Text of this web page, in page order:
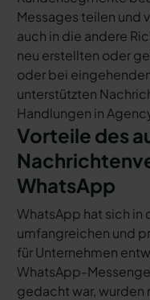
Messages teilen und
auch in die andere
neu erstellten oder
oder bei
unterstützten
Handlungen in
Vorteile des
WhatsApp
WhatsApp hat sich in
umfangreichen und
für Unternehmen
WhatsApp-
gedacht war, wurden